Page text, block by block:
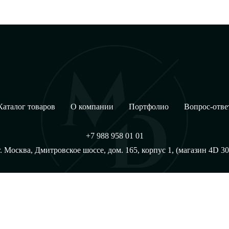
товаров О компании Портфолио Вопрос-
+7 988 958 01 01
Москва, Дмитровское шоссе, дом. 165, корпус 1, (магазин 4D